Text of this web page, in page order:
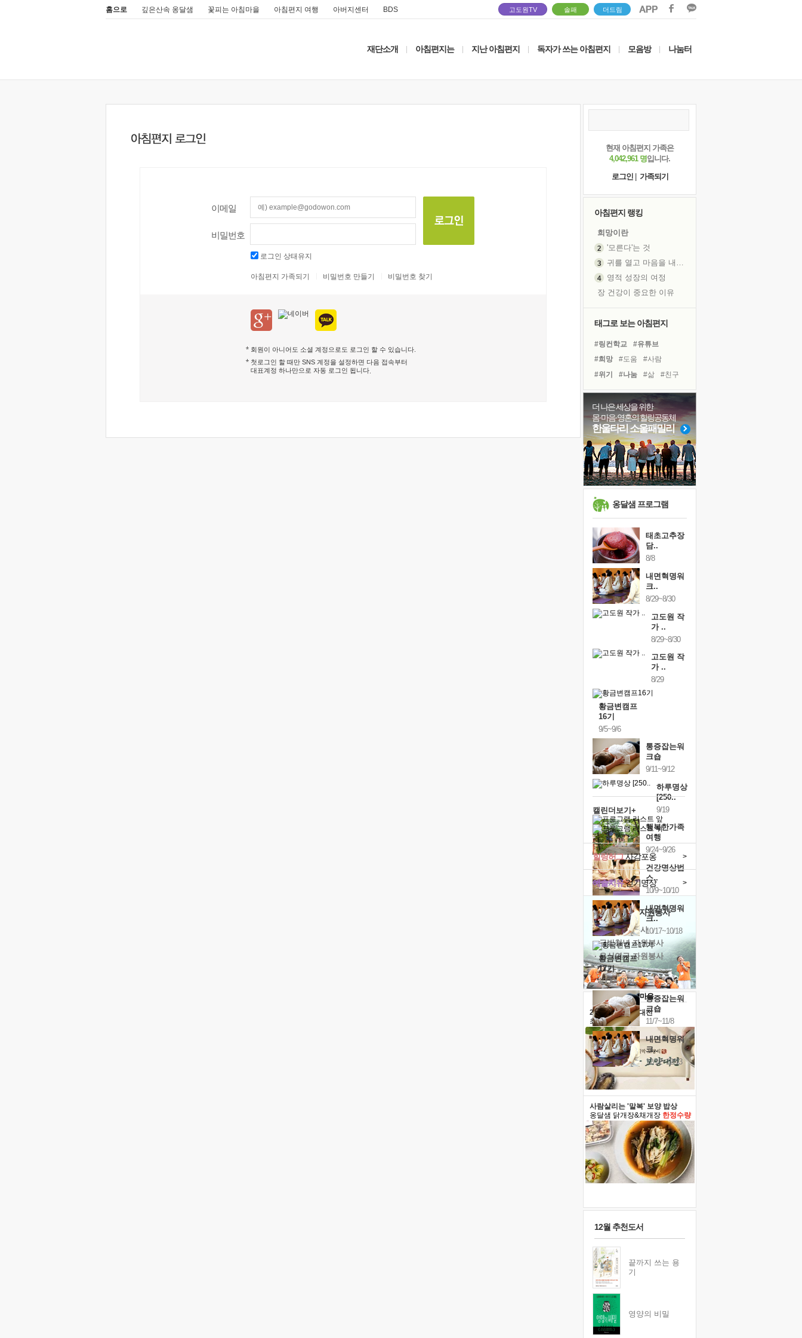
홈으로 깊은산속 옹달샘 꽃피는 아침마을 아침편지 여행 아버지센터 BDS 고도원TV 솔패 더드림
재단소개 아침편지는 지난 아침편지 독자가 쓰는 아침편지 모음방 나눔터
이메일
비밀번호
로그인 상태유지
아침편지 가족되기 비밀번호 만들기 비밀번호 찾기
회원이 아니어도 소셜 계정으로도 로그인 할 수 있습니다.
첫로그인 할 때만 SNS 계정을 설정하면 다음 접속부터
대표계정 하나만으로 자동 로그인 됩니다
현재 아침편지 가족은
4,042,961 명입니다.
로그인
가족되기
아침편지 랭킹
희망이란
'모른다'는 것
귀를 열고 마음을 내어주고
영적 성장의 여정
장 건강이 중요한 이유
흙이 된 몸으로 출근하는 여자
꿈이 실제가 되는 것
'말 타는 법'을 먼저
아픈 아버지를 위한 공간 설계
졸업식 사진을 보며
극심한 변비, 어깨결림, 수면 장애
보고 싶은 어머니
마음이 멈춰 버린 곳
유년 시절의 부산 영도 바다
못된 꼰대들
태그로 보는 아침편지
#링컨학교
#유튜브
#희망
#도움
#사람
#위기
#나눔 #삶
#친구
#비전캠프
#건강
#힐링
#명상
#극복
#경험
#면역력
#리더
#바이러스
#다짐
#계획
#독서캠프
더 나은 세상을 위한
몸·마음·영혼의 힐링공동체
한울타리 소울패밀리
옹달샘 프로그램
태초고추장
담..
8/8
내면혁명워
크..
8/29~8/30
고도원 작
가 ..
8/29~8/30
고도원 작
가 ..
8/29
황금변캠프
16기
9/5~9/6
통증잡는워
크숍
9/11~9/12
하루명상
[250..
9/19
행복한가족
여행
9/24~9/26
건강명상법
스..
10/9~10/10
내면혁명워
크..
10/17~10/18
황금변캠프
17기
10/30~10/31
통증잡는워
크숍
11/7~11/8
내면혁명워
크..
12/12~12/13
캘린더보기+
예술치유걷기명상 >
힐링허그사감포옹 >
'옹달샘의 꽃'자원봉사
· 청년 자원봉사
· 금빛청년 자원봉사
· 음식연구 자원봉사
2026 말복 보양대전
최대74%할인
사람살리는 '말복' 보양 밥상
옹달샘 닭개장&채개장 한정수량
12월 추천도서
끝까지 쓰는 용
기
영양의 비밀